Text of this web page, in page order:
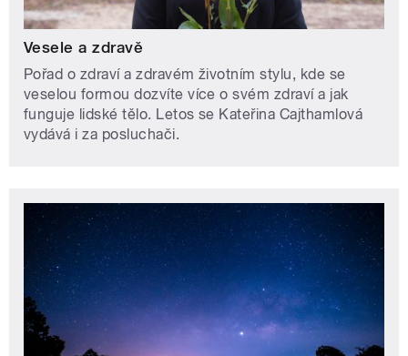
Vesele a zdravě
Pořad o zdraví a zdravém životním stylu, kde se
veselou formou dozvíte více o svém zdraví a jak
funguje lidské tělo. Letos se Kateřina Cajthamlová
vydává i za posluchači.